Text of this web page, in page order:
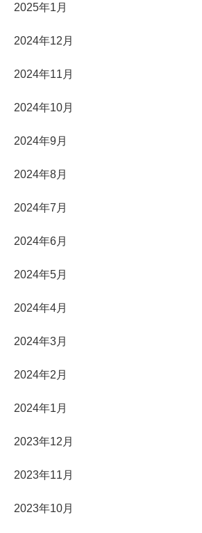
2025年1月
2024年12月
2024年11月
2024年10月
2024年9月
2024年8月
2024年7月
2024年6月
2024年5月
2024年4月
2024年3月
2024年2月
2024年1月
2023年12月
2023年11月
2023年10月